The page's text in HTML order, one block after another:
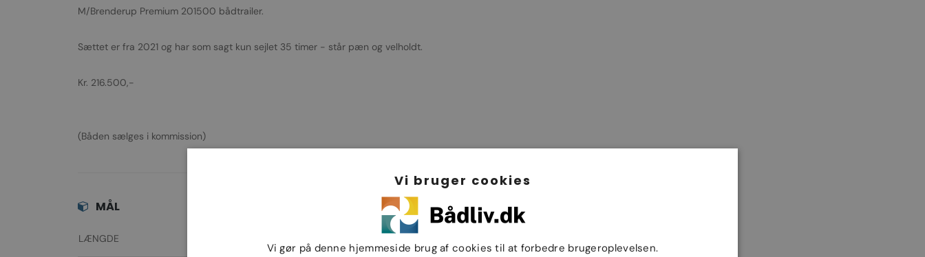
M/Brenderup Premium 201500 bådtrailer.
Sættet er fra 2021 og har som sagt kun sejlet 35 timer - står pæn og velholdt.
Kr. 216.500,-
(Båden sælges i kommission)
MÅL
LÆNGDE
Vi bruger cookies
Vi gør på denne hjemmeside brug af cookies til at forbedre brugeroplevelsen.